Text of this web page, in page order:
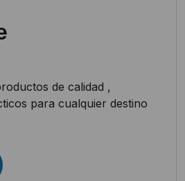
de calidad ,
para cualquier destino